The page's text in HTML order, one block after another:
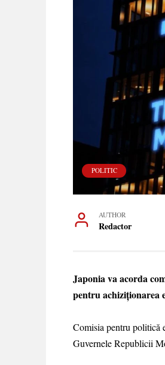
POLITIC
AUTHOR
Redactor
Japonia va acorda
pentru achiziționarea
Comisia pentru politică
Guvernele Republicii